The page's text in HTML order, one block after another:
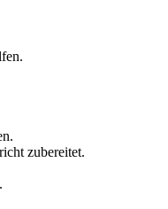
zubereitet.